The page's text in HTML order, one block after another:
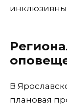
В
плановая